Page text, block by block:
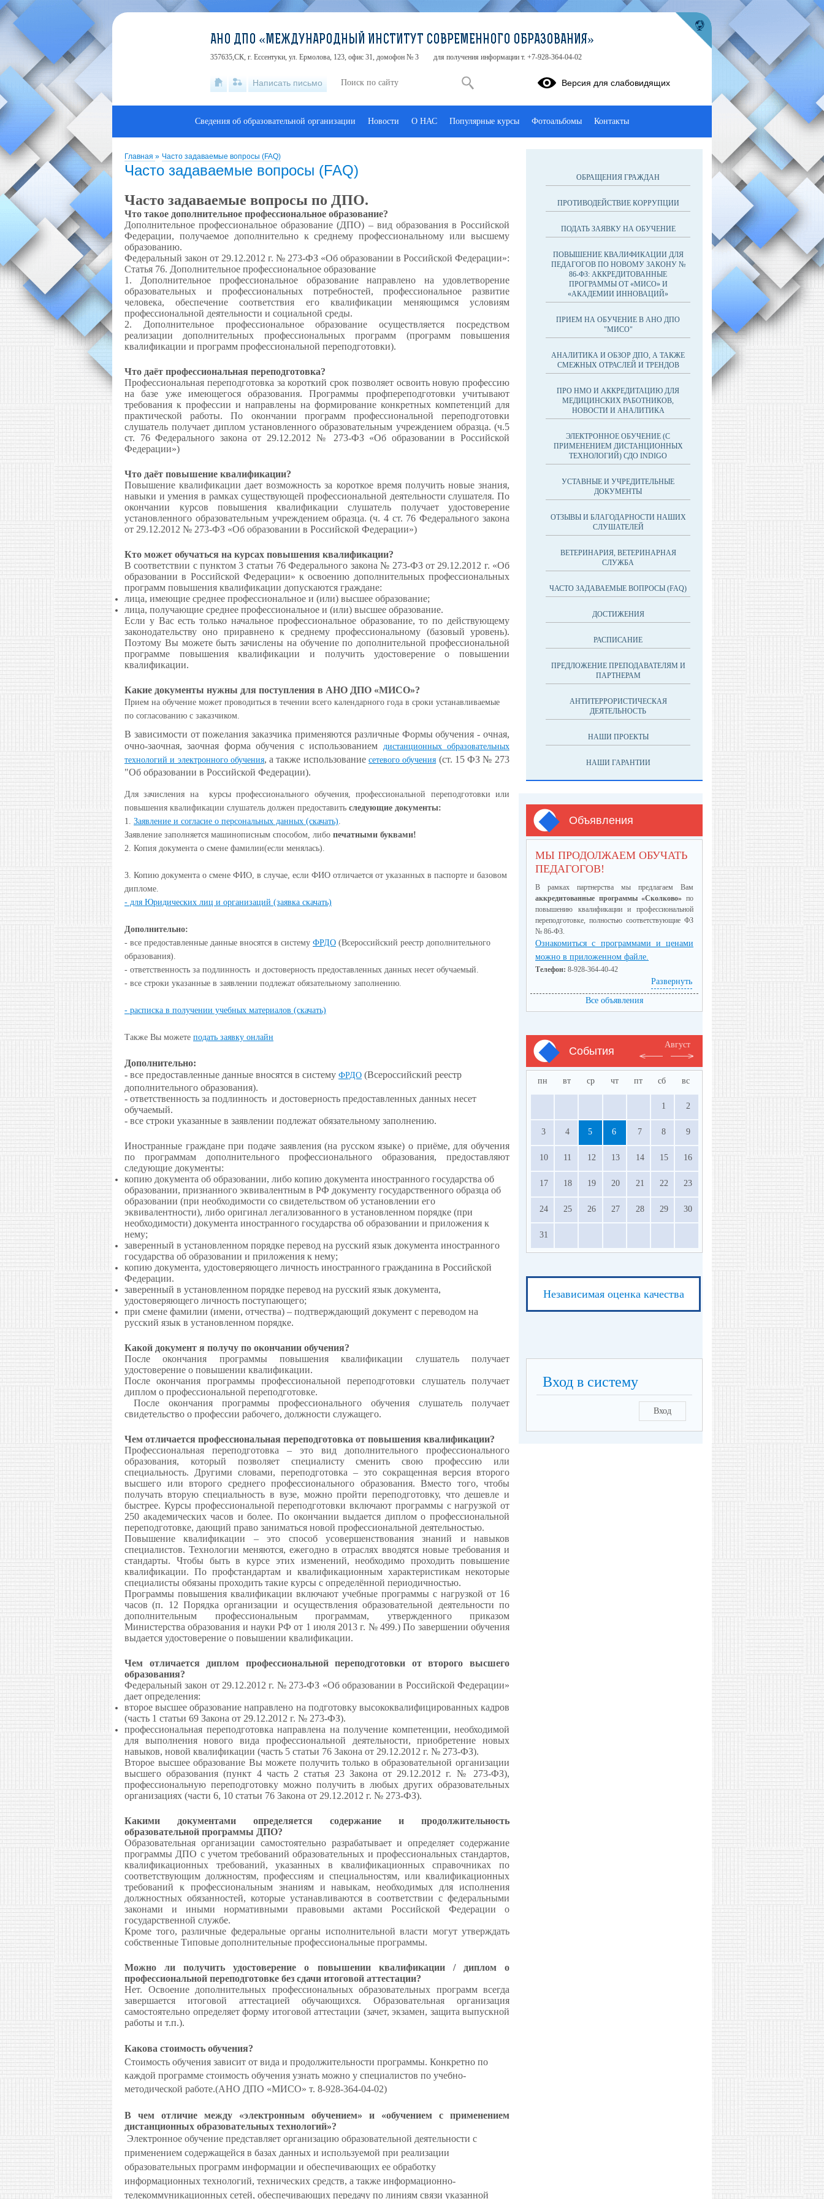
Главная » Часто задаваемые вопросы (FAQ)
Часто задаваемые вопросы (FAQ)
Часто задаваемые вопросы по ДПО.
Что такое дополнительное профессиональное образование?
Дополнительное профессиональное образование (ДПО) – вид образования в Российской
Федерации, получаемое дополнительно к среднему профессиональному или высшему
образованию.
Федеральный закон от 29.12.2012 г. № 273-ФЗ «Об образовании в Российской Федерации»:
Статья 76. Дополнительное профессиональное образование
1. Дополнительное профессиональное образование направлено на удовлетворение
образовательных и профессиональных потребностей, профессиональное развитие
человека, обеспечение соответствия его квалификации меняющимся условиям
профессиональной деятельности и социальной среды.
2. Дополнительное профессиональное образование осуществляется посредством
реализации дополнительных профессиональных программ (программ повышения
квалификации и программ профессиональной переподготовки).
Что даёт профессиональная переподготовка?
Профессиональная переподготовка за короткий срок позволяет освоить новую профессию
на базе уже имеющегося образования. Программы профпереподготовки учитывают
требования к профессии и направлены на формирование конкретных компетенций для
практической работы. По окончании программ профессиональной переподготовки
слушатель получает диплом установленного образовательным учреждением образца. (ч.5
ст. 76 Федерального закона от 29.12.2012 № 273-ФЗ «Об образовании в Российской
Федерации»)
Что даёт повышение квалификации?
Повышение квалификации дает возможность за короткое время получить новые знания,
навыки и умения в рамках существующей профессиональной деятельности слушателя. По
окончании курсов повышения квалификации слушатель получает удостоверение
установленного образовательным учреждением образца. (ч. 4 ст. 76 Федерального закона
от 29.12.2012 № 273-ФЗ «Об образовании в Российской Федерации»)
Кто может обучаться на курсах повышения квалификации?
В соответствии с пунктом 3 статьи 76 Федерального закона № 273-ФЗ от 29.12.2012 г. «Об
образовании в Российской Федерации» к освоению дополнительных профессиональных
программ повышения квалификации допускаются граждане:
лица, имеющие среднее профессиональное и (или) высшее образование;
лица, получающие среднее профессиональное и (или) высшее образование.
Если у Вас есть только начальное профессиональное образование, то по действующему
законодательству оно приравнено к среднему профессиональному (базовый уровень).
Поэтому Вы можете быть зачислены на обучение по дополнительной профессиональной
программе повышения квалификации и получить удостоверение о повышении
квалификации.
Какие документы нужны для поступления в АНО ДПО «МИСО»?
Прием на обучение может проводиться в течении всего календарного года в сроки устанавливаемые
по согласованию с заказчиком.
В зависимости от пожелания заказчика применяются различные Формы обучения - очная,
очно-заочная, заочная форма обучения с использованием
дистанционных образовательных
технологий и электронного обучения, а также использованиесетевого обучения (ст. 15 ФЗ № 273
"Об образовании в Российской Федерации).
Для зачисления на курсы профессионального обучения, профессиональной переподготовки или
повышения квалификации слушатель должен предоставить следующие документы:
1. Заявление и согласие о персональных данных (скачать)
Заявление заполняется машинописным способом, либо печатными буквами!
2. Копия документа о смене фамилии(если менялась).
3. Копию документа о смене ФИО, в случае, если ФИО отличается от указанных в паспорте и базовом
дипломе.
- для Юридических лиц и организаций (заявка скачать)
Дополнительно:
- все предоставленные данные вносятся в систему ФРДО (Всероссийский реестр дополнительного
образования).
- ответственность за подлинность и достоверность предоставленных данных несет обучаемый.
- все строки указанные в заявлении подлежат обязательному заполнению.
- расписка в получении учебных материалов (скачать)
Также Вы можете подать заявку онлайн
Дополнительно:
- все предоставленные данные вносятся в систему ФРДО (Всероссийский реестр
дополнительного образования).
- ответственность за подлинность и достоверность предоставленных данных несет
обучаемый.
- все строки указанные в заявлении подлежат обязательному заполнению.
Иностранные граждане при подаче заявления (на русском языке) о приёме, для обучения
по программам дополнительного профессионального образования, предоставляют
следующие документы:
копию документа об образовании, либо копию документа иностранного государства об
образовании, признанного эквивалентным в РФ документу государственного образца об
образовании (при необходимости со свидетельством об установлении его
эквивалентности), либо оригинал легализованного в установленном порядке (при
необходимости) документа иностранного государства об образовании и приложения к
нему;
заверенный в установленном порядке перевод на русский язык документа иностранного
государства об образовании и приложения к нему;
копию документа, удостоверяющего личность иностранного гражданина в Российской
Федерации.
заверенный в установленном порядке перевод на русский язык документа,
удостоверяющего личность поступающего;
при смене фамилии (имени, отчества) – подтверждающий документ с переводом на
русский язык в установленном порядке.
Какой документ я получу по окончании обучения?
После окончания программы повышения квалификации слушатель получает
удостоверение о повышении квалификации.
После окончания программы профессиональной переподготовки слушатель получает
диплом о профессиональной переподготовке.
После окончания программы профессионального обучения слушатель получает
свидетельство о профессии рабочего, должности служащего.
Чем отличается профессиональная переподготовка от повышения квалификации?
Профессиональная переподготовка – это вид дополнительного профессионального
образования, который позволяет специалисту сменить свою профессию или
специальность. Другими словами, переподготовка – это сокращенная версия второго
высшего или второго среднего профессионального образования. Вместо того, чтобы
получать вторую специальность в вузе, можно пройти переподготовку, что дешевле и
быстрее. Курсы профессиональной переподготовки включают программы с нагрузкой от
250 академических часов и более. По окончании выдается диплом о профессиональной
переподготовке, дающий право заниматься новой профессиональной деятельностью.
Повышение квалификации – это способ усовершенствования знаний и навыков
специалистов. Технологии меняются, ежегодно в отраслях вводятся новые требования и
стандарты. Чтобы быть в курсе этих изменений, необходимо проходить повышение
квалификации. По профстандартам и квалификационным характеристикам некоторые
специалисты обязаны проходить такие курсы с определённой периодичностью.
Программы повышения квалификации включают учебные программы с нагрузкой от 16
часов (п. 12 Порядка организации и осуществления образовательной деятельности по
дополнительным профессиональным программам, утвержденного приказом
Министерства образования и науки РФ от 1 июля 2013 г. № 499.) По завершении обучения
выдается удостоверение о повышении квалификации.
Чем отличается диплом профессиональной переподготовки от второго высшего
образования?
Федеральный закон от 29.12.2012 г. № 273-ФЗ «Об образовании в Российской Федерации»
дает определения:
второе высшее образование направлено на подготовку высококвалифицированных кадров
(часть 1 статьи 69 Закона от 29.12.2012 г. № 273-ФЗ).
профессиональная переподготовка направлена на получение компетенции, необходимой
для выполнения нового вида профессиональной деятельности, приобретение новых
навыков, новой квалификации (часть 5 статьи 76 Закона от 29.12.2012 г. № 273-ФЗ).
Второе высшее образование Вы можете получить только в образовательной организации
высшего образования (пункт 4 часть 2 статья 23 Закона от 29.12.2012 г. № 273-ФЗ),
профессиональную переподготовку можно получить в любых других образовательных
организациях (части 6, 10 статьи 76 Закона от 29.12.2012 г. № 273-ФЗ).
Какими документами определяется содержание и продолжительность
образовательной программы ДПО?
Образовательная организации самостоятельно разрабатывает и определяет содержание
программы ДПО с учетом требований образовательных и профессиональных стандартов,
квалификационных требований, указанных в квалификационных справочниках по
соответствующим должностям, профессиям и специальностям, или квалификационных
требований к профессиональным знаниям и навыкам, необходимых для исполнения
должностных обязанностей, которые устанавливаются в соответствии с федеральными
законами и иными нормативными правовыми актами Российской Федерации о
государственной службе.
Кроме того, различные федеральные органы исполнительной власти могут утверждать
собственные Типовые дополнительные профессиональные программы.
Можно ли получить удостоверение о повышении квалификации / диплом о
профессиональной переподготовке без сдачи итоговой аттестации?
Нет. Освоение дополнительных профессиональных образовательных программ всегда
завершается итоговой аттестацией обучающихся. Образовательная организация
самостоятельно определяет форму итоговой аттестации (зачет, экзамен, защита выпускной
работы и т.п.).
Какова стоимость обучения?
Стоимость обучения зависит от вида и продолжительности программы. Конкретно по
каждой программе стоимость обучения узнать можно у специалистов по учебно-
методической работе.(АНО ДПО «МИСО» т. 8-928-364-04-02)
В чем отличие между «электронным обучением» и «обучением с применением
дистанционных образовательных технологий»?
Электронное обучение представляет организацию образовательной деятельности с
применением содержащейся в базах данных и используемой при реализации
образовательных программ информации и обеспечивающих ее обработку
информационных технологий, технических средств, а также информационно-
телекоммуникационных сетей, обеспечивающих передачу по линиям связи указанной
ОБРАЩЕНИЯ ГРАЖДАН
ПРОТИВОДЕЙСТВИЕ КОРРУПЦИИ
ПОДАТЬ ЗАЯВКУ НА ОБУЧЕНИЕ
ПОВЫШЕНИЕ КВАЛИФИКАЦИИ ДЛЯ
ПЕДАГОГОВ ПО НОВОМУ ЗАКОНУ №
86-ФЗ: АККРЕДИТОВАННЫЕ
ПРОГРАММЫ ОТ «МИСО» И
«АКАДЕМИИ ИННОВАЦИЙ»
ПРИЕМ НА ОБУЧЕНИЕ В АНО ДПО
"МИСО"
АНАЛИТИКА И ОБЗОР ДПО, А ТАКЖЕ
СМЕЖНЫХ ОТРАСЛЕЙ И ТРЕНДОВ
ПРО НМО И АККРЕДИТАЦИЮ ДЛЯ
МЕДИЦИНСКИХ РАБОТНИКОВ,
НОВОСТИ И АНАЛИТИКА
ЭЛЕКТРОННОЕ ОБУЧЕНИЕ (С
ПРИМЕНЕНИЕМ ДИСТАНЦИОННЫХ
ТЕХНОЛОГИЙ) СДО INDIGO
УСТАВНЫЕ И УЧРЕДИТЕЛЬНЫЕ
ДОКУМЕНТЫ
ОТЗЫВЫ И БЛАГОДАРНОСТИ НАШИХ
СЛУШАТЕЛЕЙ
ВЕТЕРИНАРИЯ, ВЕТЕРИНАРНАЯ
СЛУЖБА
ЧАСТО ЗАДАВАЕМЫЕ ВОПРОСЫ (FAQ)
ДОСТИЖЕНИЯ
РАСПИСАНИЕ
ПРЕДЛОЖЕНИЕ ПРЕПОДАВАТЕЛЯМ И
ПАРТНЕРАМ
АНТИТЕРРОРИСТИЧЕСКАЯ
ДЕЯТЕЛЬНОСТЬ
НАШИ ПРОЕКТЫ
НАШИ ГАРАНТИИ
Объявления
МЫ ПРОДОЛЖАЕМ ОБУЧАТЬ
ПЕДАГОГОВ!
В рамках партнерства мы предлагаем Вам
аккредитованные программы «Сколково» по
повышению квалификации и профессиональной
переподготовке, полностью соответствующие ФЗ
№ 86-ФЗ.
Ознакомиться с программами и ценами
можно в приложенном файле.
Телефон: 8-928-364-40-42
Развернуть
Все объявления
События
Август
пн вт ср чт пт сб вс
1 2
3 4 5 6 7 8 9
10 11 12 13 14 15 16
17 18 19 20 21 22 23
24 25 26 27 28 29 30
31
Независимая оценка качества
Вход в систему
Вход
АНО ДПО «МЕЖДУНАРОДНЫЙ ИНСТИТУТ СОВРЕМЕННОГО ОБРАЗОВАНИЯ»
357635,СК, г. Ессентуки, ул. Ермолова, 123, офис 31, домофон № 3 для получения информации т. +7-928-364-04-02
Написать письмо Версия для слабовидящих
Сведения об образовательной организации Новости О НАС Популярные курсы Фотоальбомы Контакты